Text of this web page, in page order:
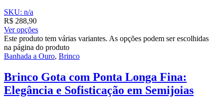
SKU: n/a
R$ 288,90
Ver opções
Este produto tem várias variantes. As opções podem ser escolhidas
na página do produto
Banhada a Ouro, Brinco
Brinco Gota com Ponta Longa Fina:
Elegância e Sofisticação em Semijoias